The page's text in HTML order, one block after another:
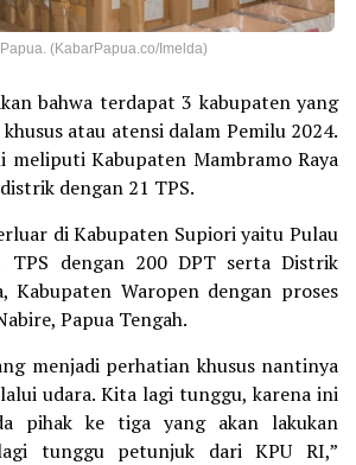
(KabarPapua.co/Imelda)
bahwa terdapat 3 kabupaten yang
atau atensi dalam Pemilu 2024.
meliputi Kabupaten Mambramo Raya
dengan 21 TPS.
di Kabupaten Supiori yaitu Pulau
TPS dengan 200 DPT serta Distrik
Kabupaten Waropen dengan proses
Papua Tengah.
menjadi perhatian khusus nantinya
udara. Kita lagi tunggu, karena ini
pihak ke tiga yang akan lakukan
tunggu petunjuk dari KPU RI,”